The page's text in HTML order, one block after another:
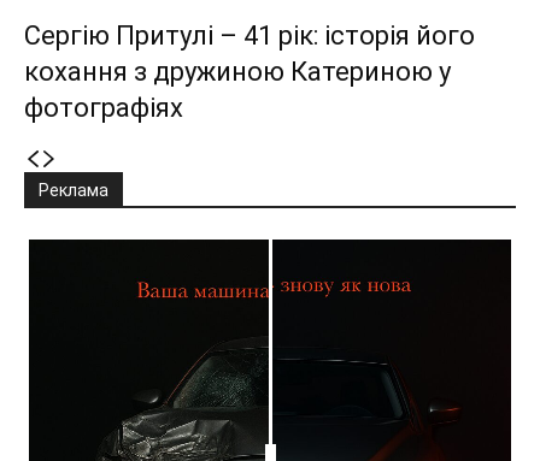
Сергію Притулі – 41 рік: історія його
кохання з дружиною Катериною у
фотографіях
Реклама